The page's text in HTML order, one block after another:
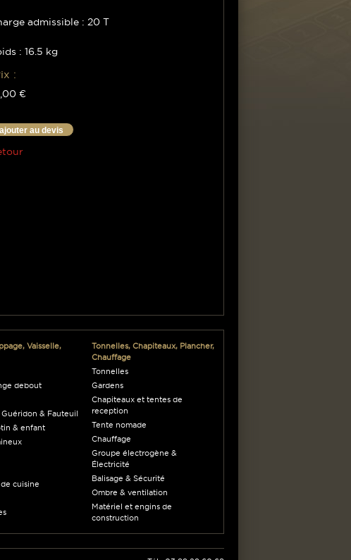
admissible : 20 T
: 16.5 kg
:
€
ajouter au devis
Vaisselle,
debout
Guéridon & Fauteuil
& enfant
cuisine
Tonnelles, Chapiteaux, Plancher,
Chauffage
Tonnelles
Gardens
Chapiteaux et tentes de
reception
Tente nomade
Chauffage
Groupe électrogène &
Électricité
Balisage & Sécurité
Ombre & ventilation
Matériel et engins de
construction